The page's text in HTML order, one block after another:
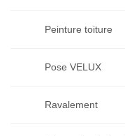
Peinture toiture
Pose VELUX
Ravalement